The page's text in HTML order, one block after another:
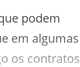
podem
em algumas
os contratos